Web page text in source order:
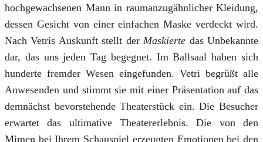
hochgewachsenen Mann in raumanzugähnlicher Kleidung,
dessen Gesicht von einer einfachen Maske verdeckt wird.
Nach Vetris Auskunft stellt derMaskierte das Unbekannte
dar, das uns jeden Tag begegnet. Im Ballsaal haben sich
hunderte fremder Wesen eingefunden. Vetri begrüßt alle
Anwesenden und stimmt sie mit einer Präsentation auf das
demnächst bevorstehende Theaterstück ein. Die Besucher
erwartet das ultimative Theatererlebnis. Die von den
Mimen bei Ihrem Schauspiel erzeugten Emotionen bei den